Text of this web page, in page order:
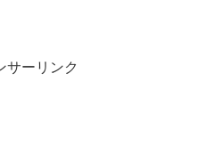
サーリンク